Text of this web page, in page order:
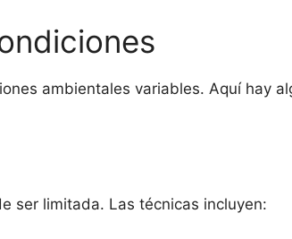
ambientales variables. Aquí hay
ser limitada. Las técnicas incluyen: